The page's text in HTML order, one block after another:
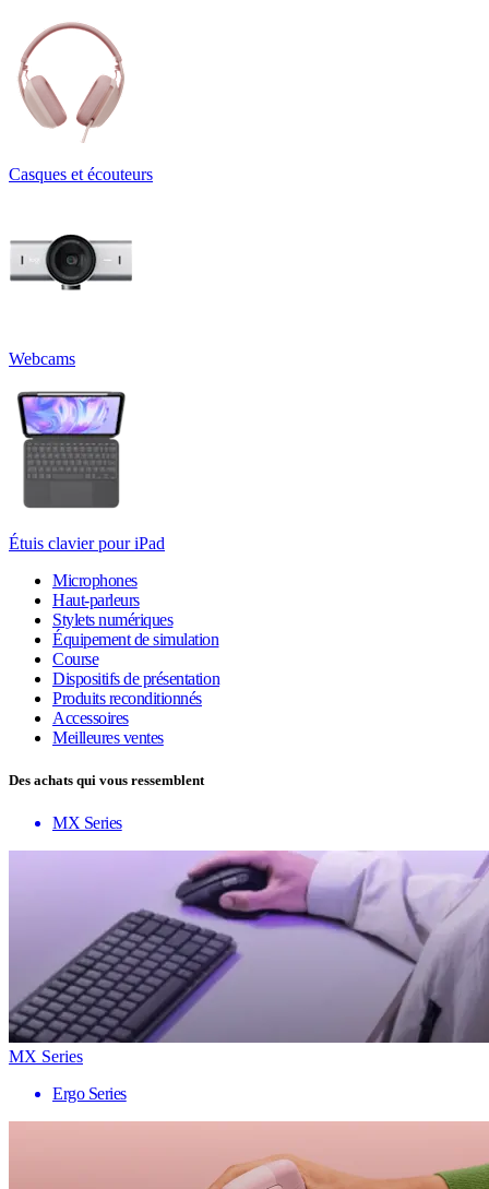
Casques et écouteurs
Webcams
Étuis clavier pour iPad
Microphones
Haut-parleurs
Stylets numériques
Équipement de simulation
Course
Dispositifs de présentation
Produits reconditionnés
Accessoires
Meilleures ventes
Des achats qui vous ressemblent
MX Series
MX Series
Ergo Series